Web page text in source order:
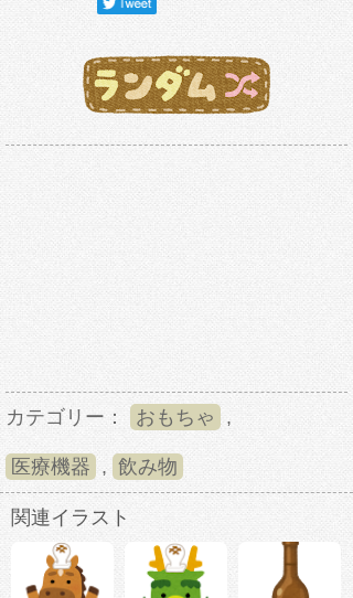
カテゴリー： おもちゃ ,
医療機器 , 飲み物
関連イラスト